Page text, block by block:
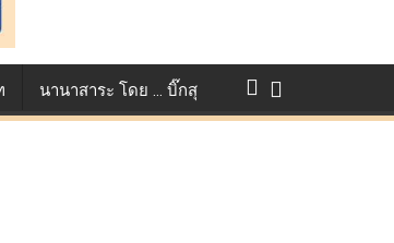
นานาสาระ โดย … บิ๊กสุ